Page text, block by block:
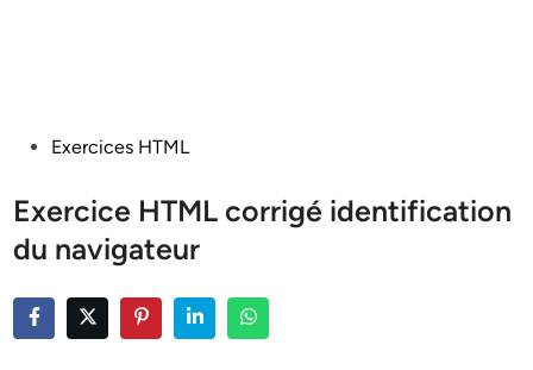
PostedExercices HTML
Exercice HTML corrigé identification
du navigateur